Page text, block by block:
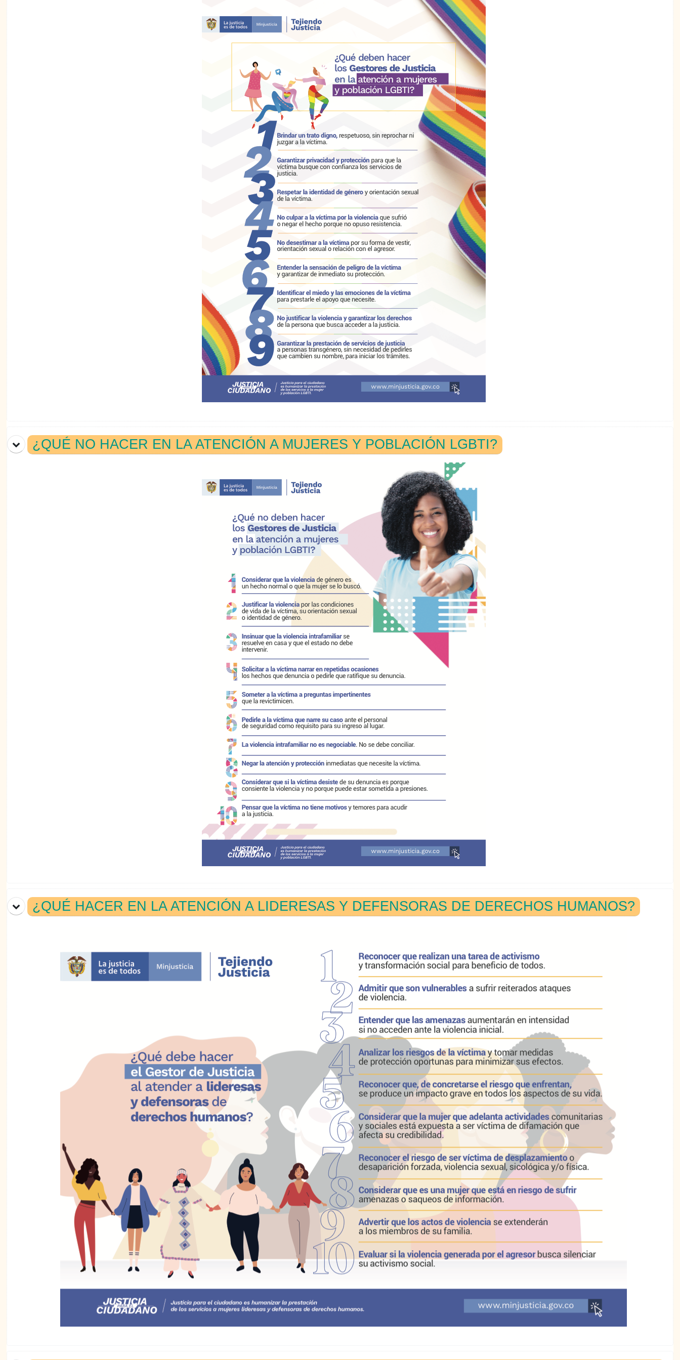
¿QUÉ NO HACER EN LA ATENCIÓN A MUJERES Y POBLACIÓN LGBTI?
¿QUÉ HACER EN LA ATENCIÓN A LIDERESAS Y DEFENSORAS DE DERECHOS HUMANOS?